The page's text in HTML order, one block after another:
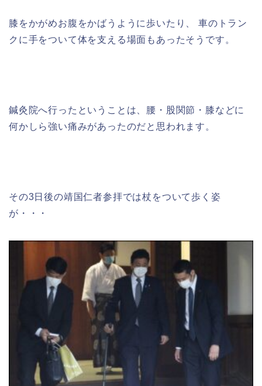
膝をかがめお腹をかばうように歩いたり、 車のトラン
クに手をついて体を支える場面もあったそうです。
鍼灸院へ行ったということは、腰・股関節・膝などに
何かしら強い痛みがあったのだと思われます。
その3日後の靖国仁者参拝では杖をついて歩く姿
が・・・